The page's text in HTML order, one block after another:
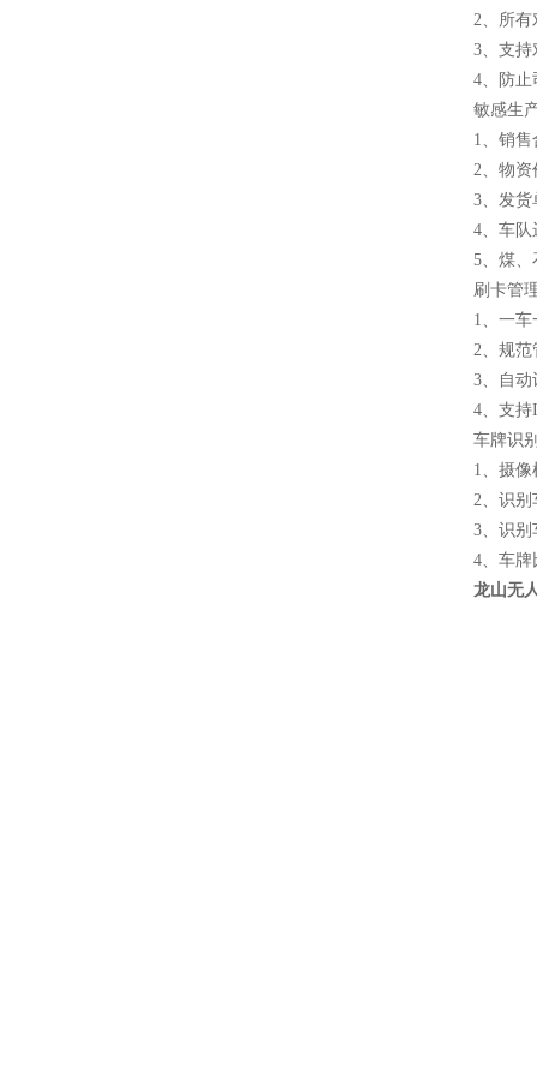
2、所有
3、支持
4、防止
敏感生
1、销
2、物资
3、发货
4、车队
5、煤、
刷卡管
1、一
2、规范
3、自动
4、支持
车牌识
1、摄
2、识别
3、识别
4、车牌
龙山无